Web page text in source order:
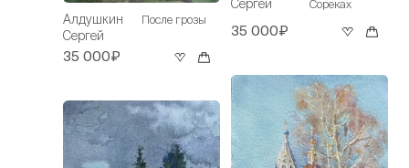
Алдушкин
Сергей
После грозы
35 000₽
Сергей Сореках
35 000₽